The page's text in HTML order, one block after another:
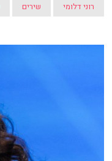
רוני דלומי שירים